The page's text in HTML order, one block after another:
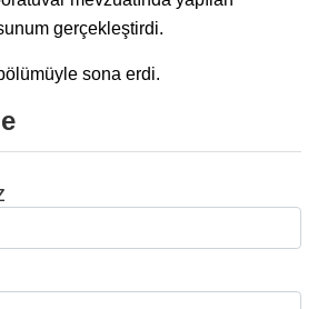
gerçekleştirdi.
sona erdi.